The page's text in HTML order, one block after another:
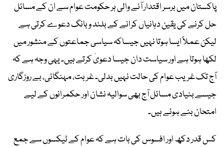
پاکستان میں برسر اقتدار آنے والی ہر حکومت عوام سے ان کے مسائل
حل کرنے کی یقین دہانیاں کرانے کے بلند و بانگ دعوے کرتی ہے
لیکن عملاً ایسا ہوتا نہیں جیساکہ سیاسی جماعتوں کے منشور میں
لکھا ہوتا ہے اور سیاست دان جیسا دعویٰ کرتے ہیں۔ یہی وجہ ہے کہ
آج تک غریب عوام کی حالت نہیں بدلی۔ غربت، مہنگائی، بے روزگاری
جیسے بنیادی مسائل آج بھی سوالیہ نشان اور حکمرانوں کے لیے
امتحان بنے ہوئے ہیں۔
کس قدر دکھ اور افسوس کی بات ہے کہ عوام کے ٹیکسوں سے جمع